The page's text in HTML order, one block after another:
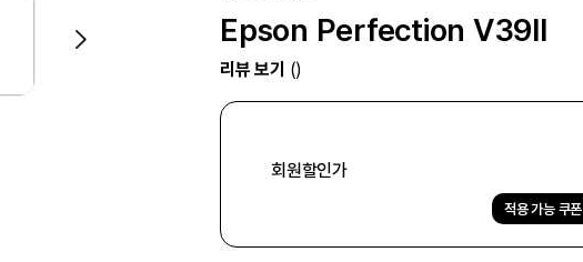
Epson Perfection V39II
리뷰 보기 ()
회원할인가
적용 가능 쿠폰